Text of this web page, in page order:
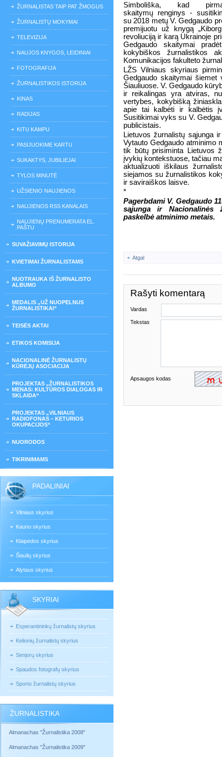
ŽURNALISTAS TAIP PAT ŽMOGUS
ŽURNALISTŲ MOKYMAI
TELEVIZIJA
NAUJOS KNYGOS, LEIDINIAI
FOTOGRAFIJA
ŽURNALISTIKOS ISTORIJA
KINAS
RADIJAS
KITU KAMPU
PASIJUOKIME KARTU
SUKAKTYS, JUBILIEJAI
TYLOS MINUTĖ
UŽSIENIO NAUJIENOS
NAUJIENOS RSS KANALAIS
NAUJIENŲ PRENUMERATA EL.
PAŠTU
SUVAŽIAVIMŲ ISTORIJA
KVIETIMAI ŽURNALISTAMS
NUOTRAUKA IŠ ŽURNALISTO
ALBUMO
MEDALIS „UŽ NUOPELNUS
ŽURNALISTIKAI“
TEISĖS AKTAI
ETIKOS KOMISIJA
NACIONALINĖ ŽURNALISTŲ
KŪRĖJŲ ASOCIACIJA
PROJEKTAS „ŽURNALISTIKOS
MENAS: KULTŪROS DIALOGAS IR
SKLAIDA“
PROJEKTAS „VILNIAUS
RADIOFONAS – KETURIOS
OKUPACIJOS“
NUORODOS
TIKRINIMAMS
PADALINIAI
Vilniaus skyrius
Kauno skyrius
Klaipėdos skyrius
Šiaulių skyrius
Alytaus skyrius
SKYRIAI
Esperantininkų žurnalistų skyrius
Kelionių žurnalistų skyrius
Senjorų skyrius
Spaudos fotografų skyrius
Sporto žurnalistų skyrius
ŽURNALISTIKA
Almanachas "Žurnalistika 2008"
Almanachas "Žurnalistika 2009"
Simboliška, kad
skaitymų renginys -
su 2018 metų V. Gedgaudo
premijuotu už knygą
revoliuciją ir karą Ukrainoje
Gedgaudo skaitymai
kokybiškos žurnalistikos
Komunikacijos fakulteto
LŽS Vilniaus skyriaus
Gedgaudo skaitymai
Šiauliuose. V. Gedgaudo
ir reikalingas yra atviras,
vertybes, kokybišką
apie tai kalbėti ir kalbėtis
Susitikimai vyks su V.
publicistais.
Lietuvos žurnalistų sąjunga
Vytauto Gedgaudo atminimo
tik būtų prisiminta Lietuvos
įvykių kontekstuose, tačiau
aktualizuoti iškilaus
siejamos su žurnalistikos
ir saviraiškos laisve.
*
Pagerbdami V. Gedgaudo
sąjunga ir Nacionalinės
paskelbė atminimo metais.
Atgal
Rašyti komentarą
Vardas
Tekstas
Apsaugos kodas